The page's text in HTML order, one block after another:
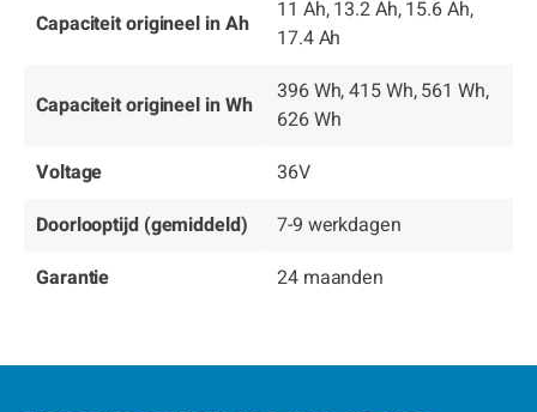
Capaciteit origineel in Ah
11 Ah, 13.2 Ah, 15.6 Ah,
17.4 Ah
Capaciteit origineel in Wh
396 Wh, 415 Wh, 561 Wh,
626 Wh
Voltage
36V
Doorlooptijd (gemiddeld)
7-9 werkdagen
Garantie
24 maanden